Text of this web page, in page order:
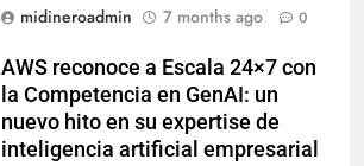
midineroadmin
7 months ago 0
AWS reconoce a Escala 24×7 con
la Competencia en GenAI: un
nuevo hito en su expertise de
inteligencia artificial empresarial